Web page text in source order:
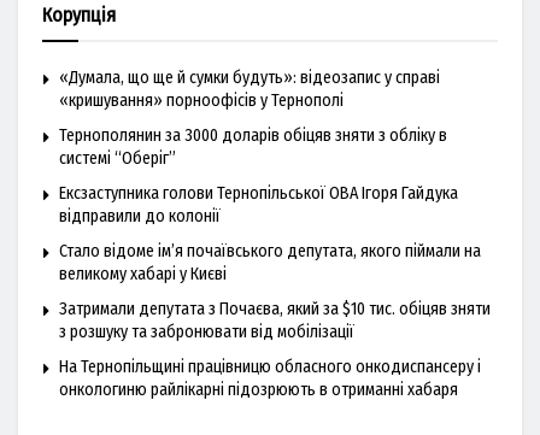
Корупція
«Думала, що ще й сумки будуть»: відеозапис у справі
«кришування» порноофісів у Тернополі
Тернополянин за 3000 доларів обіцяв зняти з обліку в
системі “Оберіг”
Ексзаступника голови Тернопільської ОВА Ігоря Гайдука
відправили до колонії
Стало відоме ім’я почаївського депутата, якого піймали на
великому хабарі у Києві
Затримали депутата з Почаєва, який за $10 тис. обіцяв зняти
з розшуку та забронювати від мобілізації
На Тернопільщині працівницю обласного онкодиспансеру і
онкологиню райлікарні підозрюють в отриманні хабаря